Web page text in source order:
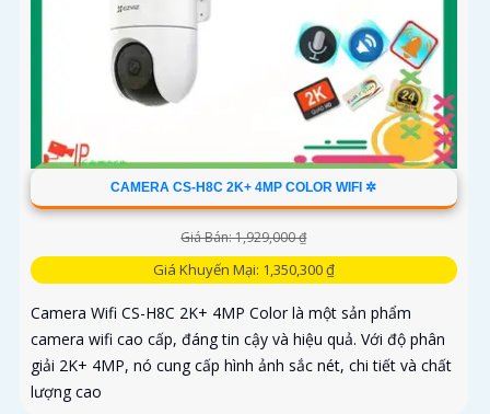
CAMERA CS-H8C 2K+ 4MP COLOR WIFI ✲
Giá Bán: 1,929,000 ₫
Giá Khuyến Mại: 1,350,300 ₫
Camera Wifi CS-H8C 2K+ 4MP Color là một sản phẩm
camera wifi cao cấp, đáng tin cậy và hiệu quả. Với độ phân
giải 2K+ 4MP, nó cung cấp hình ảnh sắc nét, chi tiết và chất
lượng cao